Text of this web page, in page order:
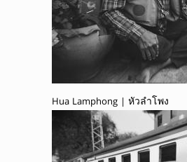
Hua Lamphong | หัวลำโพง